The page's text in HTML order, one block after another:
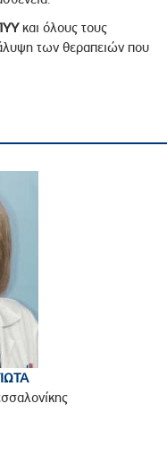
και όλους τους
των θεραπειών που